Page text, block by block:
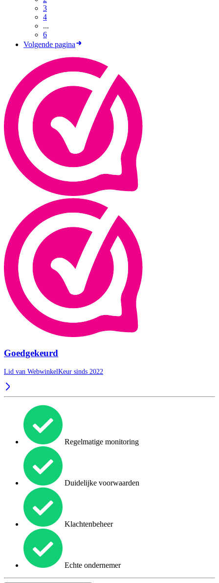
3
4
...
6
Volgende pagina
Goedgekeurd
Lid van WebwinkelKeur sinds 2022
Regelmatige monitoring
Duidelijke voorwaarden
Klachtenbeheer
Echte ondernemer